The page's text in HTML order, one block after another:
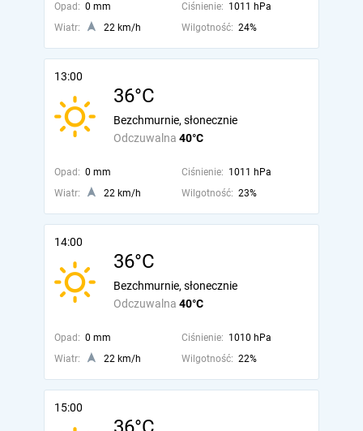
Opad: 0 mm Ciśnienie: 1011 hPa
Wiatr:
22 km/h Wilgotność: 24%
13:00
36°C
Odczuwalna 40°C
Bezchmurnie, słonecznie
Opad: 0 mm Ciśnienie: 1011 hPa
Wiatr:
22 km/h Wilgotność: 23%
14:00
36°C
Odczuwalna 40°C
Bezchmurnie, słonecznie
Opad: 0 mm Ciśnienie: 1010 hPa
Wiatr:
22 km/h Wilgotność: 22%
15:00